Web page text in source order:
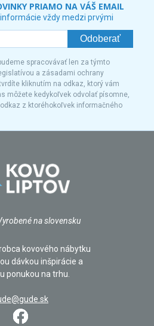
PRIAMO NA VÁŠ EMAIL
vždy medzi prvými
Odoberať
spracovávať len za týmto
a zásadami ochrany
kliknutím na odkaz, ktorý vám
môžete kedykoľvek odvolať písomne,
z ktoréhokoľvek informačného
na slovensku
kovového nábytku
dávkou inšpirácie a
ponukou na trhu.